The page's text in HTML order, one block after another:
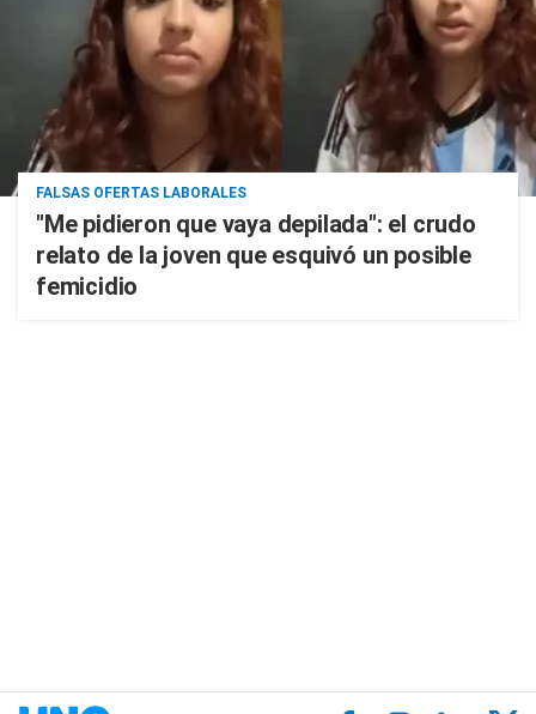
FALSAS OFERTAS LABORALES
"Me pidieron que vaya depilada": el crudo
relato de la joven que esquivó un posible
femicidio